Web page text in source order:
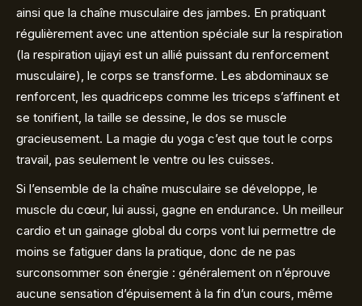
ainsi que la chaîne musculaire des jambes. En pratiquant
régulièrement avec une attention spéciale sur la respiration
(la respiration ujjayi est un allié puissant du renforcement
musculaire), le corps se transforme. Les abdominaux se
renforcent, les quadriceps comme les triceps s’affinent et
se tonifient, la taille se dessine, le dos se muscle
gracieusement. La magie du yoga c’est que tout le corps
travail, pas seulement le ventre ou les cuisses.
Si l’ensemble de la chaîne musculaire se développe, le
muscle du cœur, lui aussi, gagne en endurance. Un meilleur
cardio et un gainage global du corps vont lui permettre de
moins se fatiguer dans la pratique, donc de ne pas
surconsommer son énergie : généralement on n’éprouve
aucune sensation d’épuisement à la fin d’un cours, même